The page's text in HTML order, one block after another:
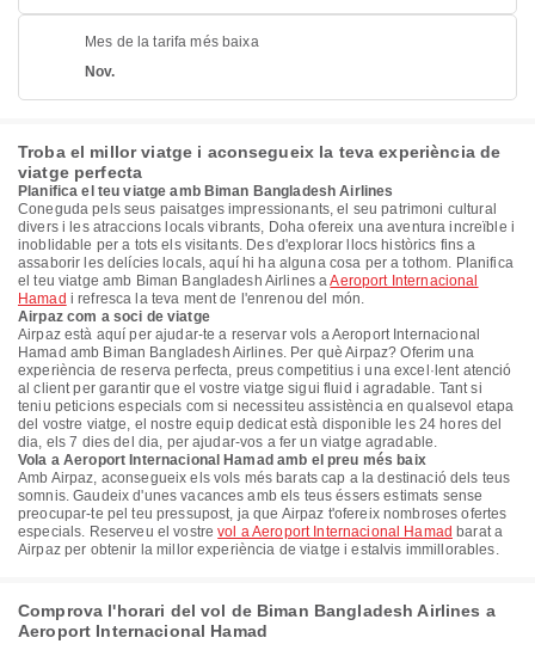
Mes de la tarifa més baixa
Nov.
Troba el millor viatge i aconsegueix la teva experiència de
viatge perfecta
Planifica el teu viatge amb Biman Bangladesh Airlines
Coneguda pels seus paisatges impressionants, el seu patrimoni cultural
divers i les atraccions locals vibrants, Doha ofereix una aventura increïble i
inoblidable per a tots els visitants. Des d'explorar llocs històrics fins a
assaborir les delícies locals, aquí hi ha alguna cosa per a tothom. Planifica
el teu viatge amb Biman Bangladesh Airlines aAeroport Internacional
Hamad i refresca la teva ment de l'enrenou del món.
Airpaz com a soci de viatge
Airpaz està aquí per ajudar-te a reservar vols a Aeroport Internacional
Hamad amb Biman Bangladesh Airlines. Per què Airpaz? Oferim una
experiència de reserva perfecta, preus competitius i una excel·lent atenció
al client per garantir que el vostre viatge sigui fluid i agradable. Tant si
teniu peticions especials com si necessiteu assistència en qualsevol etapa
del vostre viatge, el nostre equip dedicat està disponible les 24 hores del
dia, els 7 dies del dia, per ajudar-vos a fer un viatge agradable.
Vola a Aeroport Internacional Hamad amb el preu més baix
Amb Airpaz, aconsegueix els vols més barats cap a la destinació dels teus
somnis. Gaudeix d'unes vacances amb els teus éssers estimats sense
preocupar-te pel teu pressupost, ja que Airpaz t'ofereix nombroses ofertes
especials. Reserveu el vostrevol a Aeroport Internacional Hamad barat a
Airpaz per obtenir la millor experiència de viatge i estalvis immillorables.
Comprova l'horari del vol de Biman Bangladesh Airlines a
Aeroport Internacional Hamad